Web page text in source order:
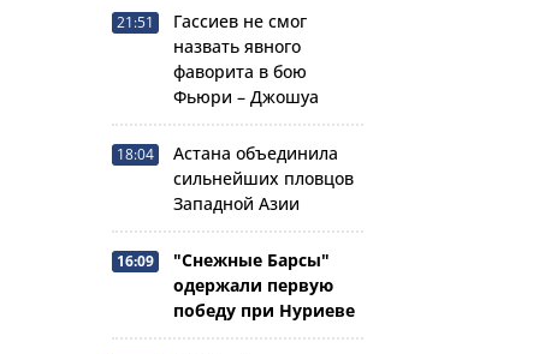
21:51
Гассиев не смог
назвать явного
фаворита в бою
Фьюри – Джошуа
18:04
Астана объединила
сильнейших пловцов
Западной Азии
16:09
"Снежные Барсы"
одержали первую
победу при Нуриеве